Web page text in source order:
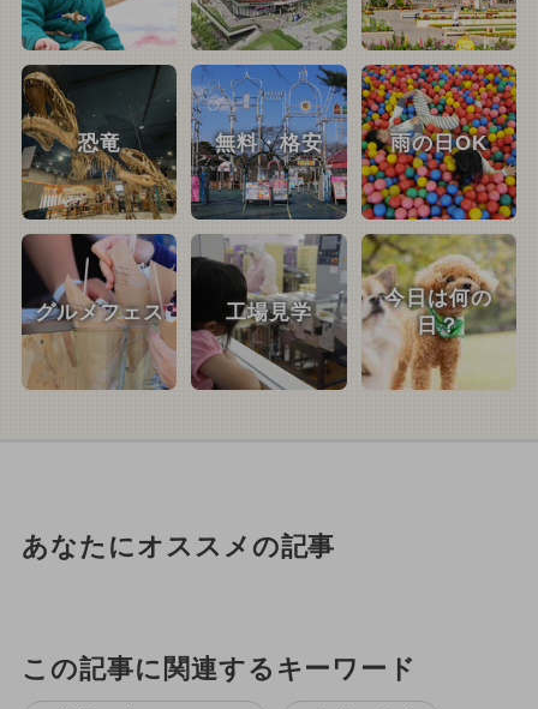
恐竜 無料・格安 雨の日OK
グルメフェス 工場見学
今日は何の
日？
あなたにオススメの記事
この記事に関連するキーワード